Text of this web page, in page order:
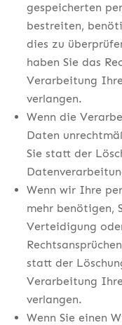
gespeicherten
bestreiten,
dies zu
haben Sie das
Verarbeitung
verlangen.
Wenn die
Daten
Sie statt der
Wenn wir Ihre
mehr benötigen,
Verteidigung
statt der
Verarbeitung
verlangen.
Wenn Sie einen